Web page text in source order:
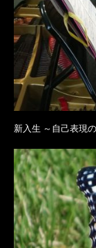
新入生 ～自己表現